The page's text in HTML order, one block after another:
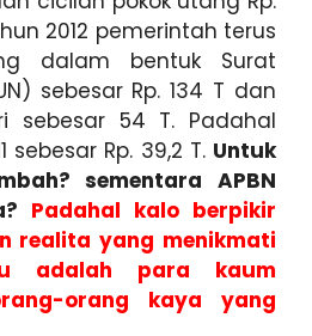
2012 pemerintah terus
dalam bentuk Surat
sebesar Rp. 134 T dan
sebesar 54 T. Padahal
sebesar Rp. 39,2 T. Untuk
sementara APBN
Padahal kalo berpikir
realita yang menikmati
adalah para kaum
orang kaya yang